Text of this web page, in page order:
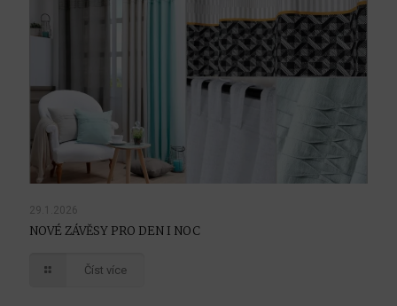
29.1.2026
NOVÉ ZÁVĚSY PRO DEN I NOC
Číst více